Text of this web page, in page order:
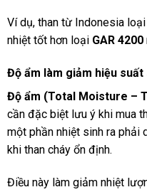
Ví dụ, than từ Indonesia loại
nhiệt tốt hơn loại GAR 4200
Độ ẩm làm giảm hiệu
Độ ẩm (Total Moisture –
cần đặc biệt lưu ý khi mua
một phần nhiệt sinh ra phải
khi than cháy ổn định.
Điều này làm giảm nhiệt